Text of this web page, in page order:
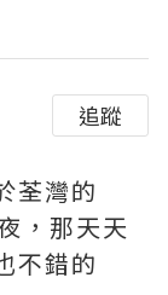
追蹤
荃灣的
，那天天
不錯的